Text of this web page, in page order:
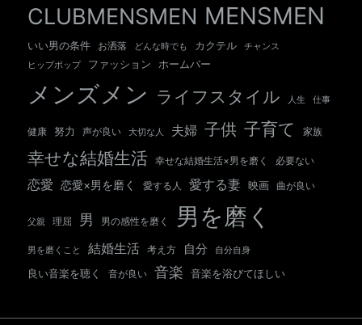
CLUBMENSMEN MENSMEN
いい男の条件 お洒落 どんな時でも カクテル チャンス
ヒップポップ ファッション ホームバー
メンズメン ライフスタイル 人生 仕事
健康 努力 声が良い 大切な人 夫婦 子供 子育て 家族
幸せな結婚生活 幸せな結婚生活×男を磨く 必要ない
恋愛 恋愛×男を磨く 愛する人 愛する妻 映画 曲が良い
父親 理屈 男 男の感性を磨く 男を磨く
男を磨くこと 結婚生活 考え方 自分 自分自身
良い音楽を聴く 音が良い 音楽 音楽を浴びてほしい